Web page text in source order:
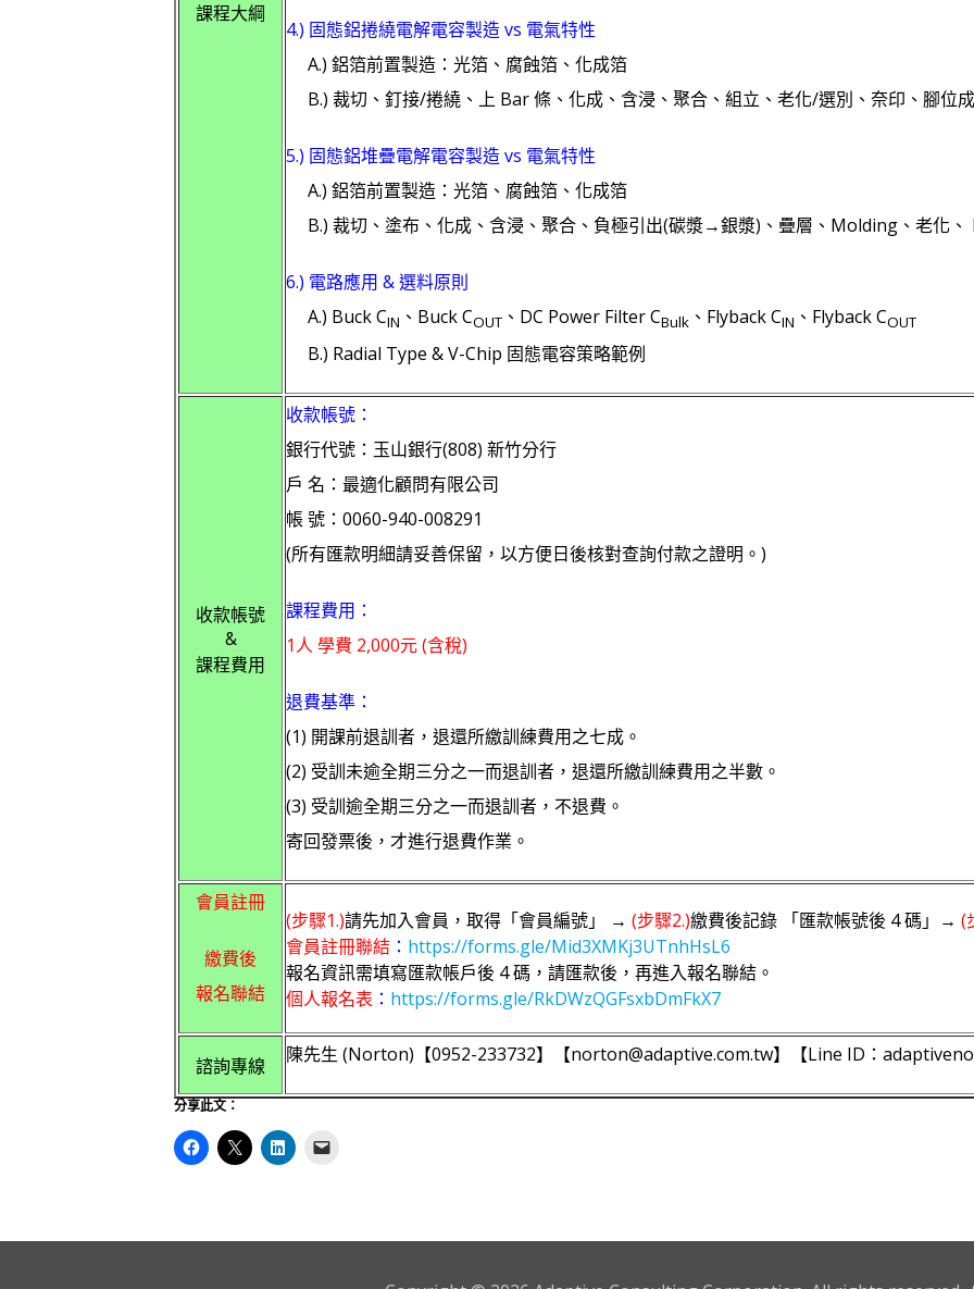
課程大綱
4.) 固態鋁捲繞電解電容製造 vs 電氣特性
A.) 鋁箔前置製造：光箔、腐蝕箔、化成箔
B.) 裁切、釘接/捲繞、上 Bar 條、化成、含浸、聚合、組立、老化/選別、奈印、腳位
5.) 固態鋁堆疊電解電容製造 vs 電氣特性
A.) 鋁箔前置製造：光箔、腐蝕箔、化成箔
B.) 裁切、塗布、化成、含浸、聚合、負極引出(碳漿→銀漿)、疊層、Molding、老化
6.) 電路應用 & 選料原則
A.) Buck CIN 、Buck COUT 、DC Power Filter CBulk 、Flyback CIN 、Flyback COUT
B.) Radial Type & V-Chip 固態電容策略範例
收款帳號
&
課程費用
收款帳號：
銀行代號：玉山銀行(808) 新竹分行
戶 名：最適化顧問有限公司
帳 號：0060-940-008291
(所有匯款明細請妥善保留，以方便日後核對查詢付款之證明。)
課程費用：
1人 學費 2,000元 (含稅)
退費基準：
(1) 開課前退訓者，退還所繳訓練費用之七成。
(2) 受訓未逾全期三分之一而退訓者，退還所繳訓練費用之半數。
(3) 受訓逾全期三分之一而退訓者，不退費。
寄回發票後，才進行退費作業。
會員註冊
繳費後
報名聯結
(步驟1.)請先加入會員，取得「會員編號」 → (步驟2.)繳費後記錄 「匯款帳號後 4 碼」→ (
會員註冊聯結 ： https://forms.gle/Mid3XMKj3UTnhHsL6
報名資訊需填寫匯款帳戶後 4 碼，請匯款後，再進入報名聯結。
個人報名表 ： https://forms.gle/RkDWzQGFsxbDmFkX7
諮詢專線 陳先生 (Norton)【0952-233732】【norton@adaptive.com.tw】【Line ID：
分享此文：